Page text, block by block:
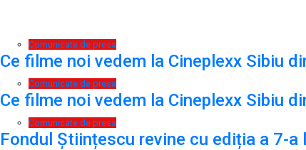
Comunicate de presa
Ce filme noi vedem la Cineplexx Sibiu
Comunicate de presa
Ce filme noi vedem la Cineplexx Sibiu
Comunicate de presa
Fondul Științescu revine cu ediția a 7-a